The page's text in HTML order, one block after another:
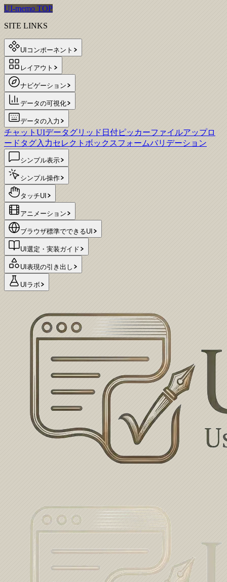
UI-memo TOP
SITE LINKS
UIコンポーネント
レイアウト
ナビゲーション
データの可視化
データの入力
チャットUIデータグリッド 日付ピッカーファイルアップロ
ード タグ入力セレクトボックスフォームバリデーション
シンプル表示
シンプル操作
タッチUI
アニメーション
ブラウザ標準でできるUI
UI選定・実装ガイド
UI表現の引き出し
UIラボ